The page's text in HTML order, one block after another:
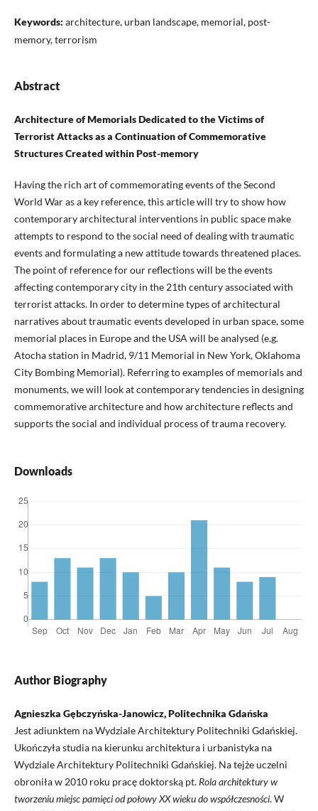
Keywords: architecture, urban landscape, memorial, post-
memory, terrorism
Abstract
Architecture of Memorials Dedicated to the Victims of
Terrorist Attacks as a Continuation of Commemorative
Structures Created within Post-memory
Having the rich art of commemorating events of the Second
World War as a key reference, this article will try to show how
contemporary architectural interventions in public space make
attempts to respond to the social need of dealing with traumatic
events and formulating a new attitude towards threatened places.
The point of reference for our reflections will be the events
affecting contemporary city in the 21th century associated with
terrorist attacks. In order to determine types of architectural
narratives about traumatic events developed in urban space, some
memorial places in Europe and the USA will be analysed (e.g.
Atocha station in Madrid, 9/11 Memorial in New York, Oklahoma
City Bombing Memorial). Referring to examples of memorials and
monuments, we will look at contemporary tendencies in designing
commemorative architecture and how architecture reflects and
supports the social and individual process of trauma recovery.
Downloads
Author Biography
Agnieszka Gębczyńska-Janowicz, Politechnika Gdańska
Jest adiunktem na Wydziale Architektury Politechniki Gdańskiej.
Ukończyła studia na kierunku architektura i urbanistyka na
Wydziale Architektury Politechniki Gdańskiej. Na tejże uczelni
obroniła w 2010 roku pracę doktorską pt. Rola architektury w
tworzeniu miejsc pamięci od połowy XX wieku do współczesności. W